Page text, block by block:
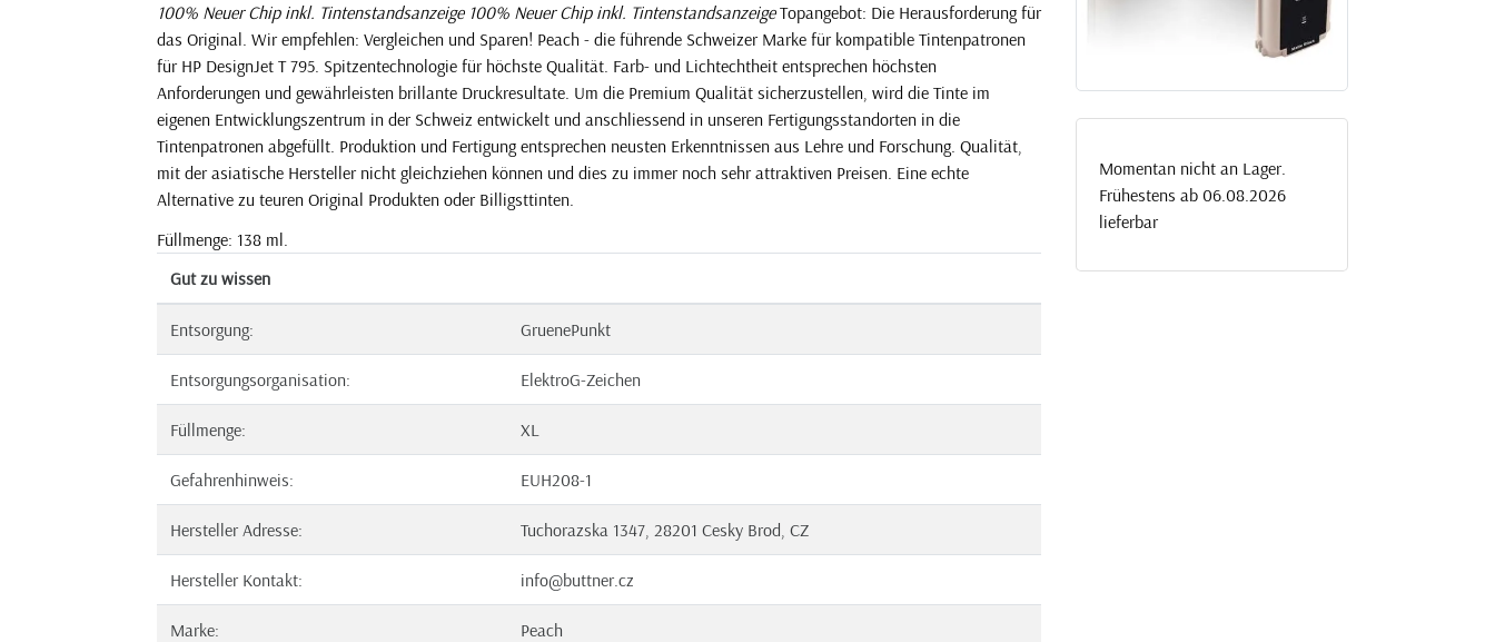
100% Neuer Chip inkl. Tintenstandsanzeige 100% Neuer Chip inkl. TintenstandsanzeigeTopangebot: Die Herausforderung für
das Original. Wir empfehlen: Vergleichen und Sparen! Peach - die führende Schweizer Marke für kompatible Tintenpatronen
für HP DesignJet T 795. Spitzentechnologie für höchste Qualität. Farb- und Lichtechtheit entsprechen höchsten
Anforderungen und gewährleisten brillante Druckresultate. Um die Premium Qualität sicherzustellen, wird die Tinte im
eigenen Entwicklungszentrum in der Schweiz entwickelt und anschliessend in unseren Fertigungsstandorten in die
Tintenpatronen abgefüllt. Produktion und Fertigung entsprechen neusten Erkenntnissen aus Lehre und Forschung. Qualität,
mit der asiatische Hersteller nicht gleichziehen können und dies zu immer noch sehr attraktiven Preisen. Eine echte
Alternative zu teuren Original Produkten oder Billigsttinten.
Füllmenge: 138 ml.
Gut zu wissen
Entsorgung: GruenePunkt
Entsorgungsorganisation: ElektroG-Zeichen
Füllmenge: XL
Gefahrenhinweis: EUH208-1
Hersteller Adresse: Tuchorazska 1347, 28201 Cesky Brod, CZ
Hersteller Kontakt: info@buttner.cz
Marke: Peach
Momentan nicht an Lager.
Frühestens ab 06.08.2026
lieferbar